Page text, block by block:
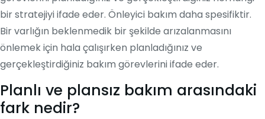
bir stratejiyi ifade eder. Önleyici bakım daha spesifiktir.
Bir varlığın beklenmedik bir şekilde arızalanmasını
önlemek için hala çalışırken planladığınız ve
gerçekleştirdiğiniz bakım görevlerini ifade eder.
Planlı ve plansız bakım arasındaki
fark nedir?